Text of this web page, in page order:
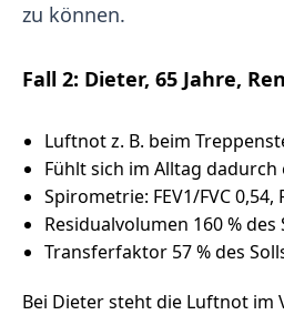
zu können.
Fall 2: Dieter, 65 Jahre,
Luftnot z. B. beim
Fühlt sich im Alltag
Spirometrie: FEV1/FVC 0,54,
Residualvolumen 160 % des
Transferfaktor 57 % des
Bei Dieter steht die Luftnot im